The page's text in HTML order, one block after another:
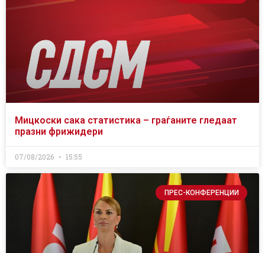
Мицкоски сака статистика – граѓаните гледаат
празни фрижидери
07/08/2026 15:55
ПРЕС-КОНФЕРЕНЦИИ